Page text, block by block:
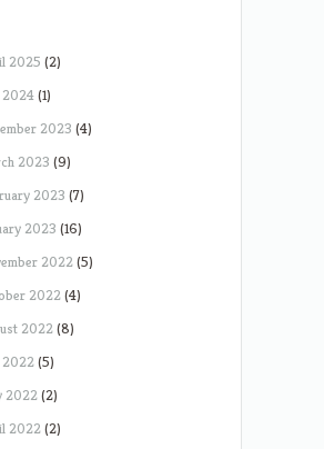
2025 (2)
2024(1)
2023 (4)
2023 (9)
2023 (7)
2023 (16)
2022(5)
2022(4)
2022(8)
2022(5)
2022(2)
2022(2)